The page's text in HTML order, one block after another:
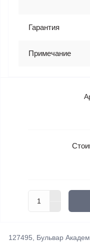
Гарантия
Примечание
127495, Бульвар